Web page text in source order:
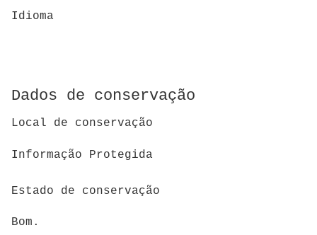
Idioma
Dados de conservação
Local de conservação
Informação Protegida
Estado de conservação
Bom.